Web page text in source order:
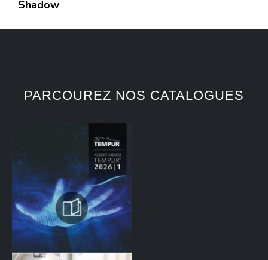
Shadow
PARCOUREZ NOS CATALOGUES